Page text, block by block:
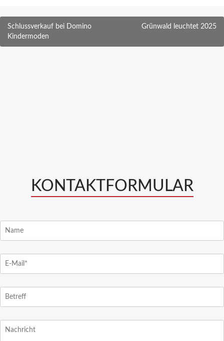
Beitragsnavigation
Schlussverkauf bei Domino
Kindermoden
Grünwald leuchtet 2025
KONTAKTFORMULAR